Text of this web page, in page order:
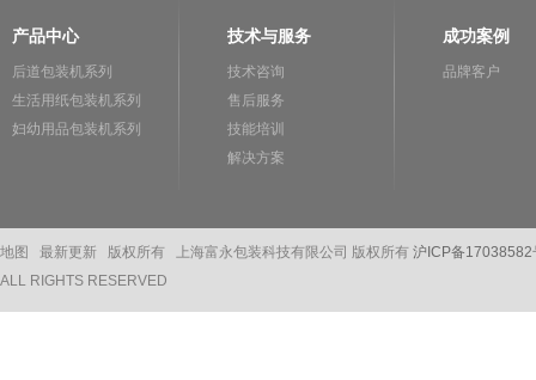
产品中心
后道包装机系列
生活用纸包装机系列
妇幼用品包装机系列
技术与服务
技术咨询
售后服务
技能培训
解决方案
成功案例
品牌客户
地图 最新更新 版权所有 上海富永包装科技有限公司 版权所有 沪ICP备17038582
ALL RIGHTS RESERVED